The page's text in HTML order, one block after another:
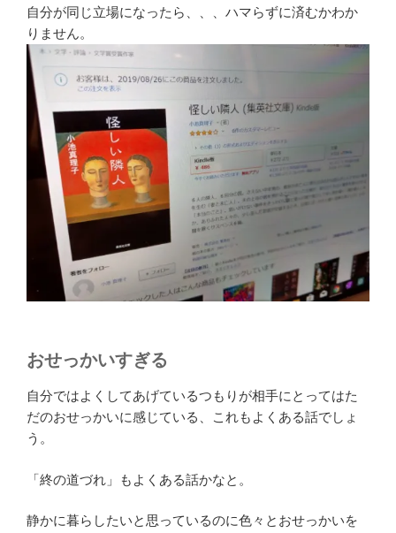
自分が同じ立場になったら、、、ハマらずに済むかわか
りません。
おせっかいすぎる
自分ではよくしてあげているつもりが相手にとってはた
だのおせっかいに感じている、これもよくある話でしょ
う。
「終の道づれ」もよくある話かなと。
静かに暮らしたいと思っているのに色々とおせっかいを